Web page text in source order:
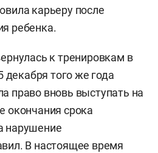
карьеру после
ребенка.
к тренировкам в
декабря того же года
право вновь выступать на
окончания срока
нарушение
В настоящее время